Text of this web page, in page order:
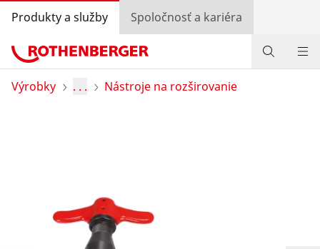
Produkty a služby Spoločnosť a kariéra
Produkty
Vyhľadávanie predajcov
Výrobky . . . Nástroje na rozširovanie